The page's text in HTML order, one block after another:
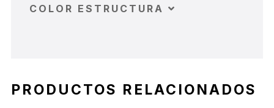
COLOR ESTRUCTURA
PRODUCTOS RELACIONADOS